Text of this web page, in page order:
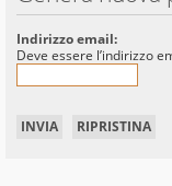
Indirizzo email:
Deve essere l’indirizzo